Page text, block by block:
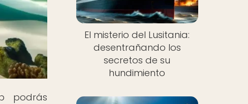
podrás
El misterio del Lusitania:
desentrañando los
secretos de su
hundimiento